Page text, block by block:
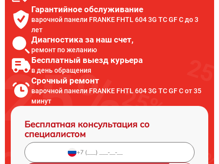
Гарантийное обслуживание
варочной панели FRANKE FHTL 604 3G TC GF C до 3
лет
Диагностика за наш счет,
ремонт по желанию
Бесплатный выезд курьера
в день обращения
Срочный ремонт
варочной панели FRANKE FHTL 604 3G TC GF C от 35
минут
Бесплатная консультация со
специалистом